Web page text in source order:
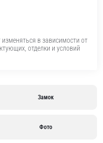
в зависимости от
отделки и условий
Замок
Фото